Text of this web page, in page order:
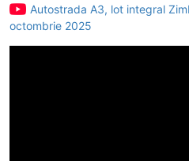
Autostrada A3, lot integral
octombrie 2025